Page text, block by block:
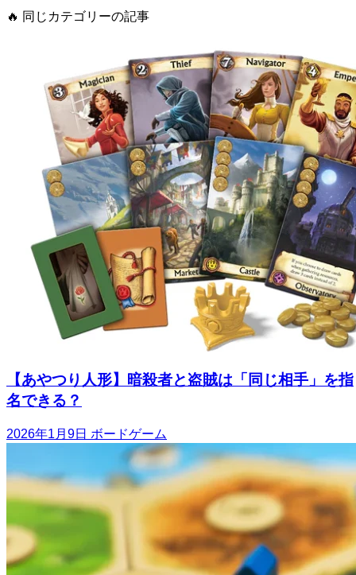
🔥 同じカテゴリーの記事
【あやつり人形】暗殺者と盗賊は「同じ相手」を指
名できる？
2026年1月9日 ボードゲーム